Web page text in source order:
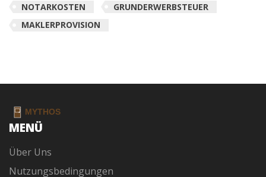
NOTARKOSTEN
GRUNDERWERBSTEUER
MAKLERPROVISION
MENÜ
Über Uns
Nutzungsbedingungen